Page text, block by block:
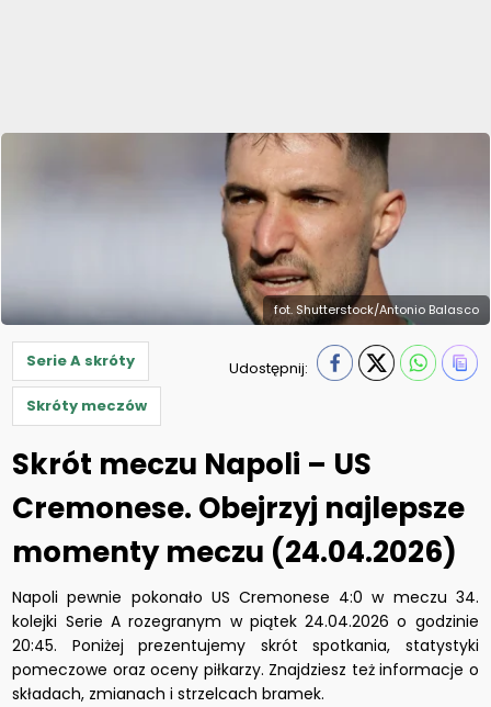
fot. Shutterstock/Antonio Balasco
Serie A skróty
Skróty meczów
Udostępnij:
Skrót meczu Napoli – US
Cremonese. Obejrzyj najlepsze
momenty meczu (24.04.2026)
Napoli pewnie pokonało US Cremonese 4:0 w meczu 34.
kolejki Serie A rozegranym w piątek 24.04.2026 o godzinie
20:45. Poniżej prezentujemy skrót spotkania, statystyki
pomeczowe oraz oceny piłkarzy. Znajdziesz też informacje o
składach, zmianach i strzelcach bramek.